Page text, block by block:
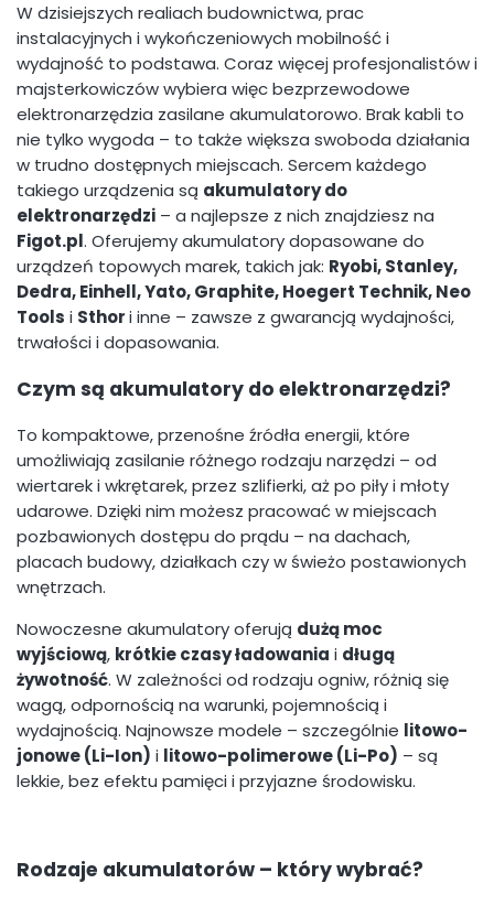
W dzisiejszych realiach budownictwa, prac
instalacyjnych i wykończeniowych mobilność i
wydajność to podstawa. Coraz więcej profesjonalistów i
majsterkowiczów wybiera więc bezprzewodowe
elektronarzędzia zasilane akumulatorowo. Brak kabli to
nie tylko wygoda – to także większa swoboda działania
w trudno dostępnych miejscach. Sercem każdego
takiego urządzenia są akumulatory do
elektronarzędzi – a najlepsze z nich znajdziesz na
Figot.pl. Oferujemy akumulatory dopasowane do
urządzeń topowych marek, takich jak: Ryobi, Stanley,
Dedra, Einhell, Yato, Graphite, Hoegert Technik, Neo
Tools i Sthori inne – zawsze z gwarancją wydajności,
trwałości i dopasowania.
Czym są akumulatory do elektronarzędzi?
To kompaktowe, przenośne źródła energii, które
umożliwiają zasilanie różnego rodzaju narzędzi – od
wiertarek i wkrętarek, przez szlifierki, aż po piły i młoty
udarowe. Dzięki nim możesz pracować w miejscach
pozbawionych dostępu do prądu – na dachach,
placach budowy, działkach czy w świeżo postawionych
wnętrzach.
Nowoczesne akumulatory oferują dużą moc
wyjściową, krótkie czasy ładowania i długą
żywotność. W zależności od rodzaju ogniw, różnią się
wagą, odpornością na warunki, pojemnością i
wydajnością. Najnowsze modele – szczególnie litowo-
jonowe (Li-Ion) i litowo-polimerowe (Li-Po) – są
lekkie, bez efektu pamięci i przyjazne środowisku.
Rodzaje akumulatorów – który wybrać?